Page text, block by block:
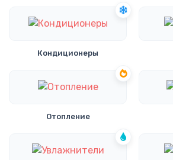
Кондиционеры
Отопление